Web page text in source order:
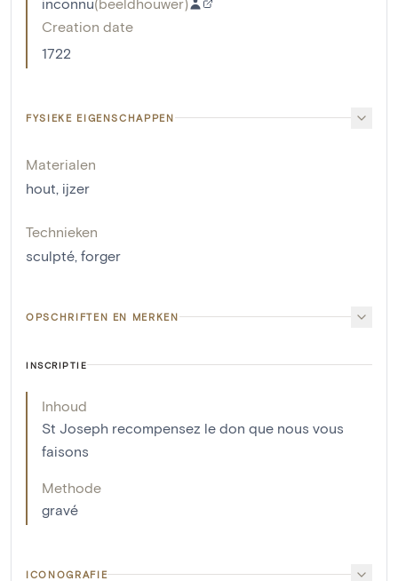
Creation date
1722
FYSIEKE EIGENSCHAPPEN
Materialen
hout ijzer
Technieken
sculpté forger
OPSCHRIFTEN EN MERKEN
INSCRIPTIE
Inhoud
St Joseph recompensez le don que nous vous
faisons
Methode
gravé
ICONOGRAFIE